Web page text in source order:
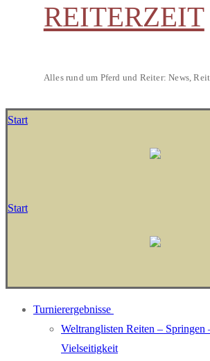
REITERZEIT
Alles rund um Pferd und Reiter: News,
Start
Start
Turnierergebnisse
Weltranglisten Reiten – Springen
Vielseitigkeit